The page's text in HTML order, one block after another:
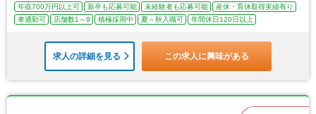
年収700万円以上可 新卒も応募可能 未経験者も応募可能
産休・育休取得実績有り
車通勤可
店舗数1～9 積極採用中 夏～秋入職可 年間休日120日以上
求人の詳細を見る この求人に興味がある